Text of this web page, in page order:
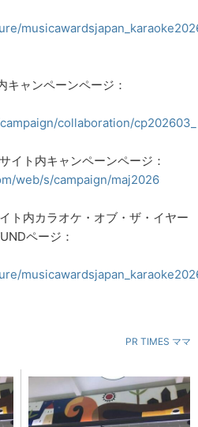
キャンペーンページ：
collaboration/
イト内キャンペーンページ：
web/s/campaign/maj2026
ト内カラオケ・オブ・ザ・イヤー
ページ：
PR TIMES ママ